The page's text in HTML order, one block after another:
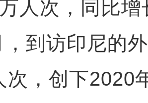
人次，同比
，到访印尼的
次，创下2020